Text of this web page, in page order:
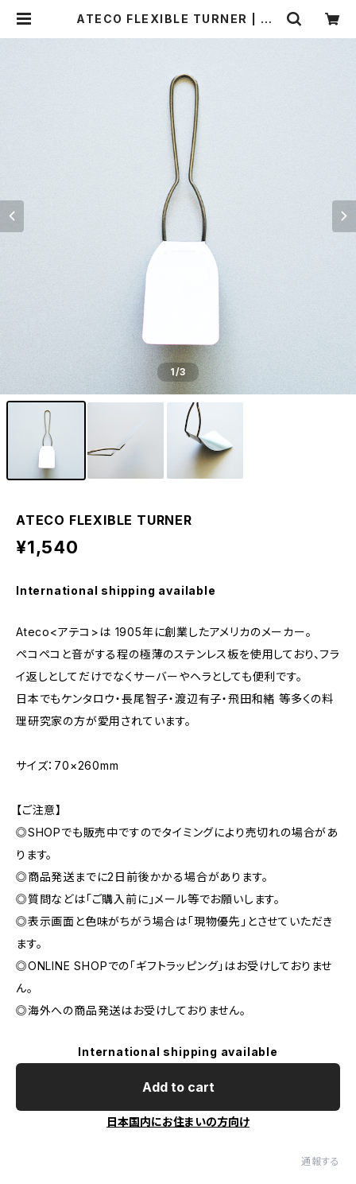
ATECO FLEXIBLE TURNER | TH
1/3
ATECO FLEXIBLE TURNER
¥1,540
International shipping available
Ateco<アテコ>は 1905年に創業したアメリカのメーカー。
ペコペコと音がする程の極薄のステンレス板を使用しており、フラ
イ返しとしてだけでなくサーバーやヘラとしても便利です。
日本でもケンタロウ・長尾智子・渡辺有子・飛田和緒 等多くの料
理研究家の方が愛用されています。
サイズ：70×260mm
【ご注意】
◎SHOPでも販売中ですのでタイミングにより売切れの場合があ
ります。
◎商品発送までに2日前後かかる場合があります。
◎質問などは「ご購入前に」メール等でお願いします。
◎表示画面と色味がちがう場合は「現物優先」とさせていただき
ます。
◎ONLINE SHOPでの「ギフトラッピング」はお受けしておりませ
ん。
◎海外への商品発送はお受けしておりません。
International shipping available
Add to cart
日本国内にお住まいの方向け
通報する